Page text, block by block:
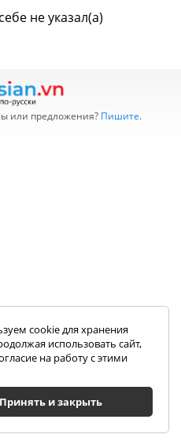
не указал(а)
или предложения? Пишите.
cookie для хранения
использовать сайт,
на работу с этими
Принять и закрыть